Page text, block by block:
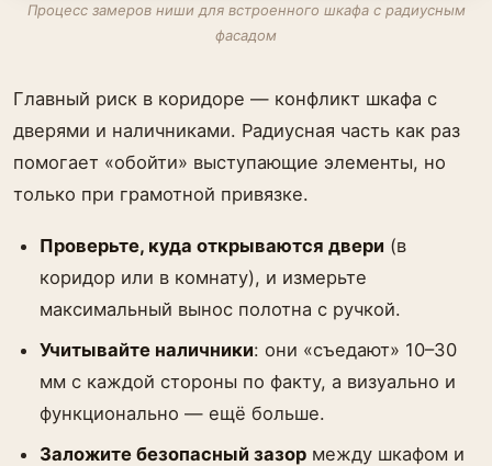
Процесс замеров ниши для встроенного шкафа с радиусным
фасадом
Главный риск в коридоре — конфликт шкафа с
дверями и наличниками. Радиусная часть как раз
помогает «обойти» выступающие элементы, но
только при грамотной привязке.
Проверьте, куда открываются двери (в
коридор или в комнату), и измерьте
максимальный вынос полотна с ручкой.
Учитывайте наличники: они «съедают» 10–30
мм с каждой стороны по факту, а визуально и
функционально — ещё больше.
Заложите безопасный зазор между шкафом и